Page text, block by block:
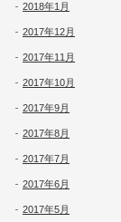
2018年1月
2017年12月
2017年11月
2017年10月
2017年9月
2017年8月
2017年7月
2017年6月
2017年5月